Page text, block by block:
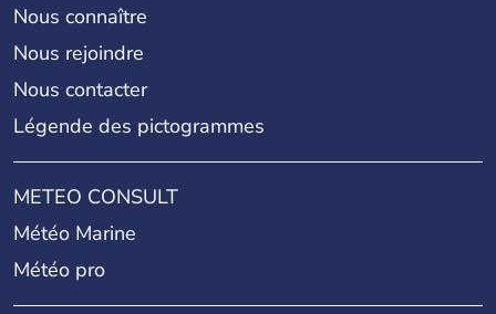
Nous connaître
Nous rejoindre
Nous contacter
Légende des pictogrammes
METEO CONSULT
Météo Marine
Météo pro